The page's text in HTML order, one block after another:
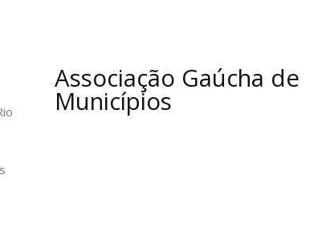
Associação Gaúcha de
Municípios